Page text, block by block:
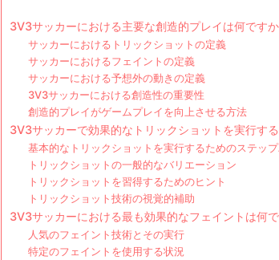
3V3サッカーにおける主要な創造的プレイは何ですか
サッカーにおけるトリックショットの定義
サッカーにおけるフェイントの定義
サッカーにおける予想外の動きの定義
3V3サッカーにおける創造性の重要性
創造的プレイがゲームプレイを向上させる方法
3V3サッカーで効果的なトリックショットを実行す
基本的なトリックショットを実行するためのステッ
トリックショットの一般的なバリエーション
トリックショットを習得するためのヒント
トリックショット技術の視覚的補助
3V3サッカーにおける最も効果的なフェイントは何
人気のフェイント技術とその実行
特定のフェイントを使用する状況